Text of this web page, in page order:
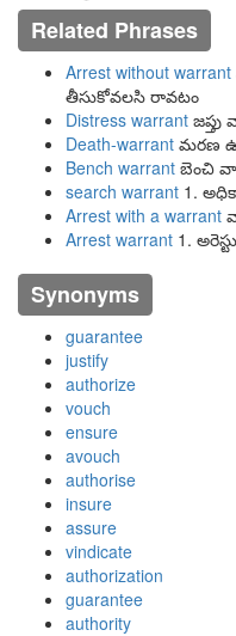
Related Phrases
Arrest without warrant
తీసుకోవలసి రావటం
Distress warrant జప్తు
Death-warrant మరణ
Bench warrant బెంచి
search warrant 1.
Arrest with a warrant
Arrest warrant 1.
Synonyms
guarantee
justify
authorize
vouch
ensure
avouch
authorise
insure
assure
vindicate
authorization
guarantee
authority